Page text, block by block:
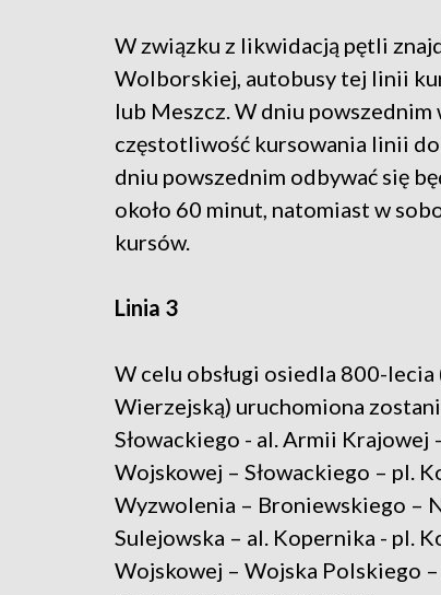
W związku z likwidacją pętli
Wolborskiej, autobusy tej linii
lub Meszcz. W dniu
częstotliwość kursowania linii
dniu powszednim odbywać się
około 60 minut, natomiast w
kursów.
Linia 3
W celu obsługi osiedla 800-
Wierzejską) uruchomiona
Słowackiego - al. Armii
Wojskowej – Słowackiego – pl.
Wyzwolenia – Broniewskiego –
Sulejowska – al. Kopernika - pl.
Wojskowej – Wojska Polskiego